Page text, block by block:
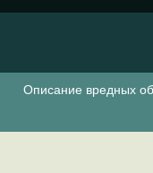
Описание вредных